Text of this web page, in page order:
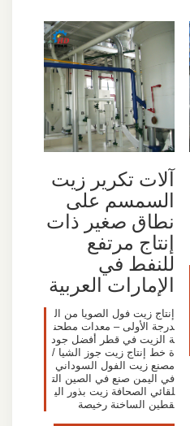
آلات تكرير زيت
السمسم على
نطاق صغير ذات
إنتاج مرتفع
للنفط في
الإمارات العربية
إنتاج زيت فول الصويا من ال
درجة الأولى – معدات مطحن
ة الزيت في قطر أفضل جود
ة خط إنتاج زيت جوز الشيا /
مصنع زيت الفول السوداني
في اليمن صنع في الصين الت
لقائي الصحافة زيت بذور الي
قطين الساخنة رخيصة